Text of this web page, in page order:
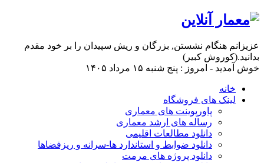
عزیزانم هنگام نشستن, بزرگان و ریش سپیدان را بر خود مقدم
بدانید.(کوروش کبیر)
خوش آمدید - امروز : پنج شنبه ۱۵ مرداد ۱۴۰۵
خانه
لینک های فروشگاه
پاورپوینت های معماری
رساله های ارشد معماری
دانلود مطالعات اقلیمی
دانلود ضوابط و استاندارد ها-سرانه و ریزفضاها
دانلود پروژه های مرمت